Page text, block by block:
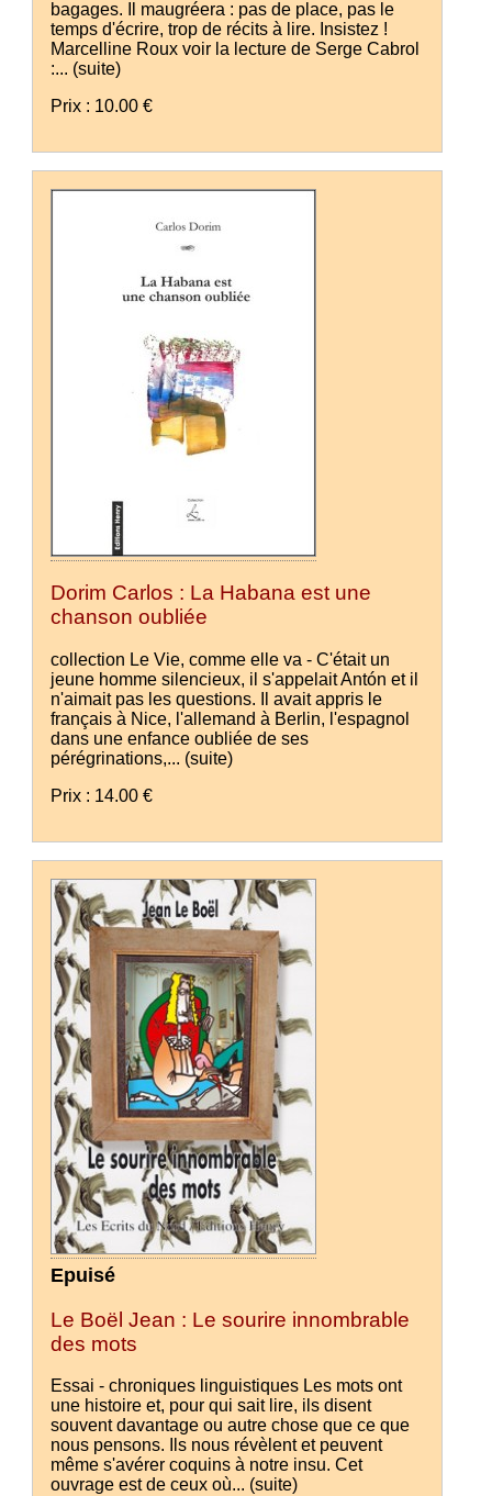
bagages. Il maugréera : pas de place, pas le
temps d'écrire, trop de récits à lire. Insistez !
Marcelline Roux voir la lecture de Serge Cabrol
:... (suite)
Prix : 10.00 €
Dorim Carlos : La Habana est une
chanson oubliée
collection Le Vie, comme elle va - C'était un
jeune homme silencieux, il s'appelait Antón et il
n'aimait pas les questions. Il avait appris le
français à Nice, l'allemand à Berlin, l'espagnol
dans une enfance oubliée de ses
pérégrinations,... (suite)
Prix : 14.00 €
Epuisé
Le Boël Jean : Le sourire innombrable
des mots
Essai - chroniques linguistiques Les mots ont
une histoire et, pour qui sait lire, ils disent
souvent davantage ou autre chose que ce que
nous pensons. Ils nous révèlent et peuvent
même s'avérer coquins à notre insu. Cet
ouvrage est de ceux où... (suite)